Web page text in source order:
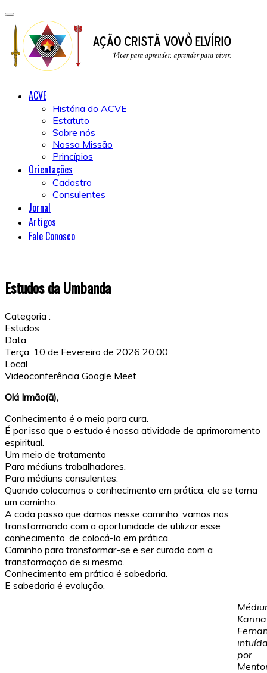
ACVE
História do ACVE
Estatuto
Sobre nós
Nossa Missão
Princípios
Orientações
Cadastro
Consulentes
Jornal
Artigos
Fale Conosco
Estudos da Umbanda
Categoria :
Estudos
Data:
Terça, 10 de Fevereiro de 2026 20:00
Local
Videoconferência Google Meet
Olá Irmão(ã),
Conhecimento é o meio para cura.
É por isso que o estudo é nossa atividade de aprimoramento
espiritual.
Um meio de tratamento
Para médiuns trabalhadores.
Para médiuns consulentes.
Quando colocamos o conhecimento em prática, ele se torna
um caminho.
A cada passo que damos nesse caminho, vamos nos
transformando com a oportunidade de utilizar esse
conhecimento, de colocá-lo em prática.
Caminho para transformar-se e ser curado com a
transformação de si mesmo.
Conhecimento em prática é sabedoria.
E sabedoria é evolução.
Karina
por